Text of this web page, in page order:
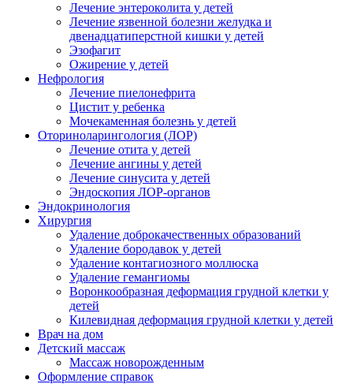
Лечение энтероколита у детей
Лечение язвенной болезни желудка и
двенадцатиперстной кишки у детей
Эзофагит
Ожирение у детей
Нефрология
Лечение пиелонефрита
Цистит у ребенка
Мочекаменная болезнь у детей
Оториноларингология (ЛОР)
Лечение отита у детей
Лечение ангины у детей
Лечение синусита у детей
Эндоскопия ЛОР-органов
Эндокринология
Хирургия
Удаление доброкачественных образований
Удаление бородавок у детей
Удаление контагиозного моллюска
Удаление гемангиомы
Воронкообразная деформация грудной клетки у
детей
Килевидная деформация грудной клетки у детей
Врач на дом
Детский массаж
Массаж новорожденным
Оформление справок